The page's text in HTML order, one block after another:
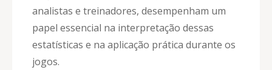
analistas e treinadores, desempenham um
papel essencial na interpretação dessas
estatísticas e na aplicação prática durante os
jogos.